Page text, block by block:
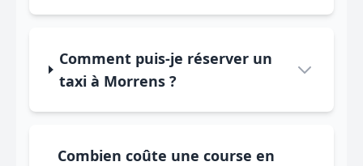
Comment puis-je réserver un
taxi à Morrens ?
Combien coûte une course en